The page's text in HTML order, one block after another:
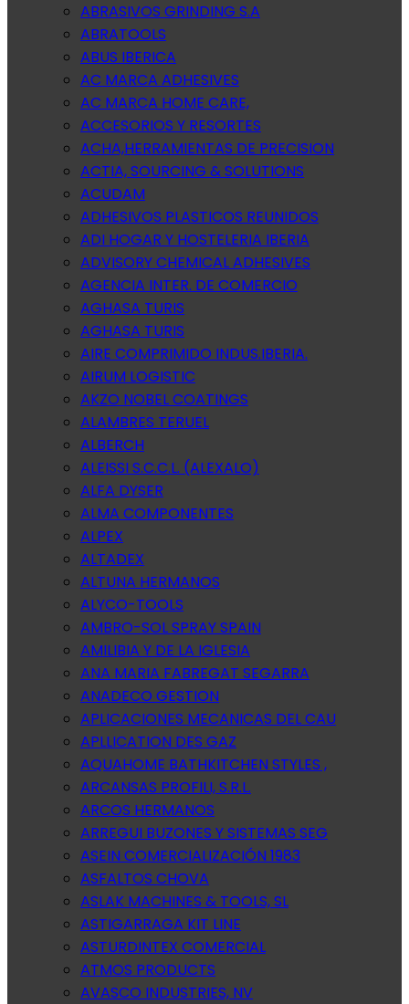
ABRASIVOS GRINDING S.A
ABRATOOLS
ABUS IBERICA
AC MARCA ADHESIVES
AC MARCA HOME CARE,
ACCESORIOS Y RESORTES
ACHA,HERRAMIENTAS DE PRECISION
ACTIA, SOURCING & SOLUTIONS
ACUDAM
ADHESIVOS PLASTICOS REUNIDOS
ADI HOGAR Y HOSTELERIA IBERIA
ADVISORY CHEMICAL ADHESIVES
AGENCIA INTER. DE COMERCIO
AGHASA TURIS
AGHASA TURIS
AIRE COMPRIMIDO INDUS.IBERIA.
AIRUM LOGISTIC
AKZO NOBEL COATINGS
ALAMBRES TERUEL
ALBERCH
ALEISSI S.C.C.L. (ALEXALO)
ALFA DYSER
ALMA COMPONENTES
ALPEX
ALTADEX
ALTUNA HERMANOS
ALYCO-TOOLS
AMBRO-SOL SPRAY SPAIN
AMILIBIA Y DE LA IGLESIA
ANA MARIA FABREGAT SEGARRA
ANADECO GESTION
APLICACIONES MECANICAS DEL CAU
APLLICATION DES GAZ
AQUAHOME BATHKITCHEN STYLES ,
ARCANSAS PROFILI, S.R.L.
ARCOS HERMANOS
ARREGUI BUZONES Y SISTEMAS SEG
ASEIN COMERCIALIZACIÓN 1983
ASFALTOS CHOVA
ASLAK MACHINES & TOOLS, SL
ASTIGARRAGA KIT LINE
ASTURDINTEX COMERCIAL
ATMOS PRODUCTS
AVASCO INDUSTRIES, NV